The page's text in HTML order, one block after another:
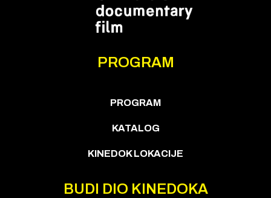
PROGRAM
PROGRAM
KATALOG
KINEDOK LOKACIJE
BUDI DIO KINEDOKA